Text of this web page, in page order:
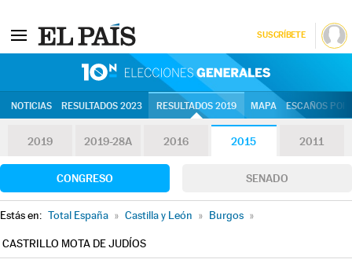
SUSCRÍBETE
NOTICIAS RESULTADOS 2023 RESULTADOS 2019 MAPA ESCAÑOS
2019 2019-28A 2016 2015 2011
CONGRESO SENADO
Estás en: Total España » Castilla y León » Burgos »
CASTRILLO MOTA DE JUDÍOS